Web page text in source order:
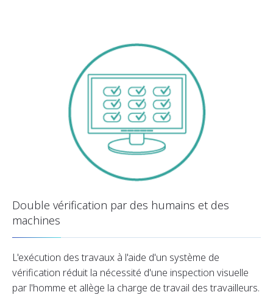
Double vérification par des humains et des
machines
L'exécution des travaux à l'aide d'un système de
vérification réduit la nécessité d'une inspection visuelle
par l'homme et allège la charge de travail des travailleurs.